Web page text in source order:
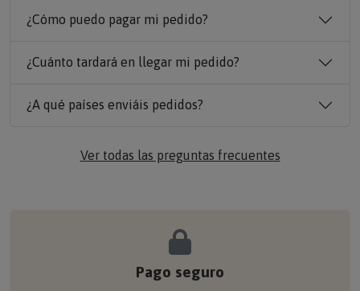
¿Cómo puedo pagar mi pedido?
¿Cuánto tardará en llegar mi pedido?
¿A qué países enviáis pedidos?
Ver todas las preguntas frecuentes
Pago seguro